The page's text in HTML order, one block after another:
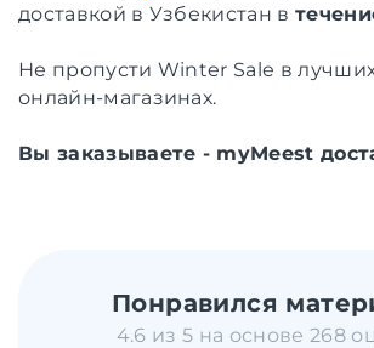
доставкой в Узбекистан в
Не пропусти Winter Sale в
онлайн-магазинах.
Вы заказываете - myMeest
Понравился
4.6 из 5 на основе 268